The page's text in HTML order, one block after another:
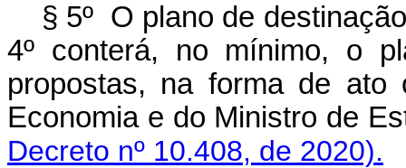
§ 5º O plano de
4º conterá, no mínimo, o
propostas, na forma de ato
Economia e do Ministro de
Decreto nº 10.408, de 2020).